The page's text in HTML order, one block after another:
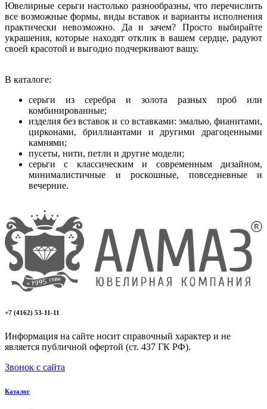
Ювелирные серьги настолько разнообразны, что перечислить
все возможные формы, виды вставок и варианты исполнения
практически невозможно. Да и зачем? Просто выбирайте
украшения, которые находят отклик в вашем сердце, радуют
своей красотой и выгодно подчеркивают вашу.
В каталоге:
серьги из серебра и золота разных проб или
комбинированные;
изделия без вставок и со вставками: эмалью, фианитами,
цирконами, бриллиантами и другими драгоценными
камнями;
пусеты, нити, петли и другие модели;
серьги с классическим и современным дизайном,
минималистичные и роскошные, повседневные и
вечерние.
+7 (4162) 53-11-11
Информация на сайте носит справочный характер и не
является публичной офертой (ст. 437 ГК РФ).
Звонок с сайта
Каталог